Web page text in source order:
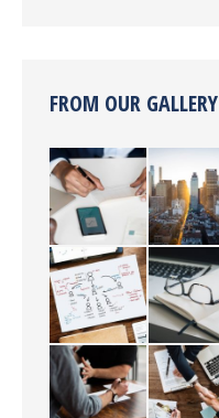
FROM OUR GALLERY